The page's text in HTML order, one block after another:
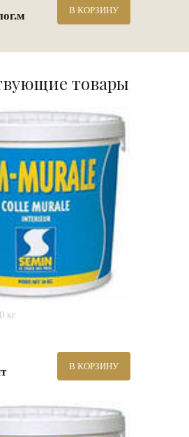
В КОРЗИНУ
товары
кг.
В КОРЗИНУ